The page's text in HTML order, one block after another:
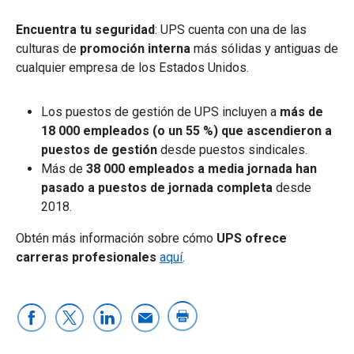
Encuentra tu seguridad: UPS cuenta con una de las
culturas de promoción interna más sólidas y antiguas de
cualquier empresa de los Estados Unidos.
Los puestos de gestión de UPS incluyen a más de
18 000 empleados (o un 55 %) que ascendieron a
puestos de gestión desde puestos sindicales.
Más de 38 000 empleados a media jornada han
pasado a puestos de jornada completa desde
2018.
Obtén más información sobre cómo UPS ofrece
carreras profesionales aquí.